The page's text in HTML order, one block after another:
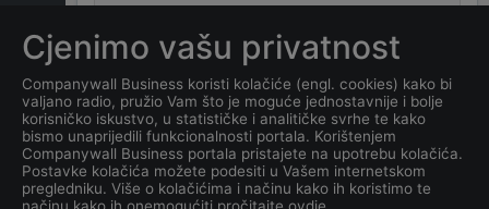
d.o.o.?
Koliko ima zaposlenih
kompanijaGUPTA d.o.o.?
Koji je datum osnivanja
Cjenimo vašu privatnost
Companywall Business koristi kolačiće (engl. cookies) kako bi
valjano radio, pružio Vam što je moguće jednostavnije i bolje
korisničko iskustvo, u statističke i analitičke svrhe te kako
bismo unaprijedili funkcionalnosti portala. Korištenjem
Companywall Business portala pristajete na upotrebu kolačića.
Postavke kolačića možete podesiti u Vašem internetskom
pregledniku. Više o kolačićima i načinu kako ih koristimo te